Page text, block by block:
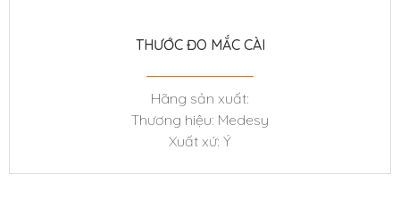
THƯỚC ĐO MẮC CÀI
Hãng sản xuất:
Thương hiệu: Medesy
Xuất xứ: Ý